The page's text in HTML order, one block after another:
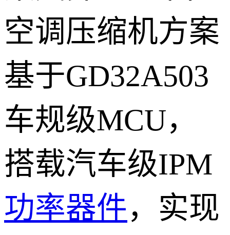
空调压缩机方案
基于GD32A503
车规级MCU，
搭载汽车级IPM
功率器件，实现